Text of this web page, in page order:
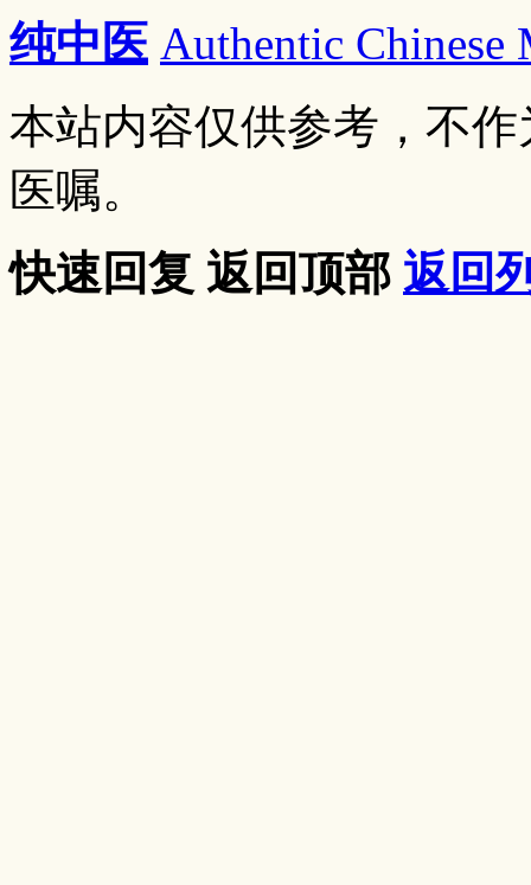
纯中医 Authentic
本站内容仅供参考，不
医嘱。
快速回复 返回顶部 返回